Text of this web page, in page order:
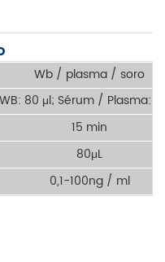
Wb / plasma / soro
WB: 80 μl; Sérum / Plasma:
15 min
80μL
0,1-100ng / ml